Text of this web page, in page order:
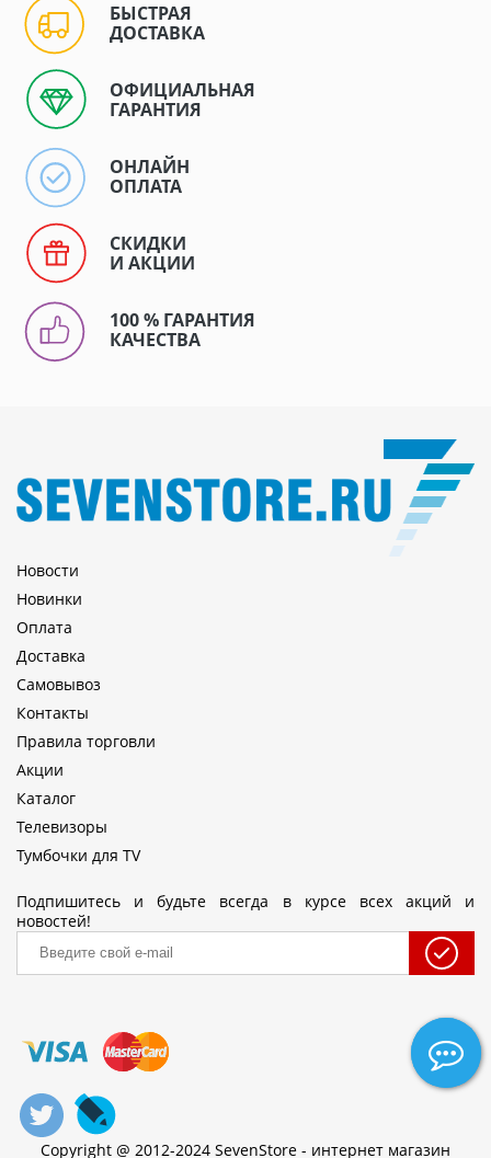
БЫСТРАЯ
ДОСТАВКА
ОФИЦИАЛЬНАЯ
ГАРАНТИЯ
ОНЛАЙН
ОПЛАТА
СКИДКИ
И АКЦИИ
100 % ГАРАНТИЯ
КАЧЕСТВА
Новости
Новинки
Оплата
Доставка
Самовывоз
Контакты
Правила торговли
Акции
Каталог
Телевизоры
Тумбочки для TV
Подпишитесь и будьте всегда в курсе всех акций и
новостей!
Copyright @ 2012-2024 SevenStore - интернет магазин